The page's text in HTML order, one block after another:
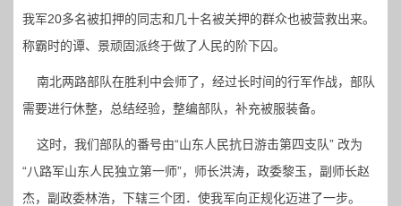
我军20多名被扣押的同志和几十名被关押的群众也被营救出来。
称霸时的谭、景顽固派终于做了人民的阶下囚。
南北两路部队在胜利中会师了，经过长时间的行军作战，部队
需要进行休整，总结经验，整编部队，补充被服装备。
这时，我们部队的番号由“山东人民抗日游击第四支队” 改为
“八路军山东人民独立第一师”，师长洪涛，政委黎玉，副师长赵
杰，副政委林浩，下辖三个团．使我军向正规化迈进了一步。